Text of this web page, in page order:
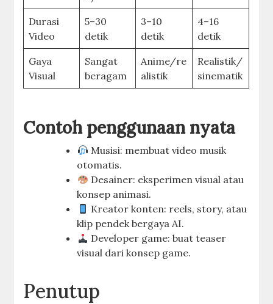
Durasi
Video
5–30
detik
3–10
detik
4–16
detik
Gaya
Visual
Sangat
beragam
Anime/re
alistik
Realistik/
sinematik
Contoh penggunaan nyata
Musisi: membuat video musik
otomatis.
Desainer: eksperimen visual atau
konsep animasi.
Kreator konten: reels, story, atau
klip pendek bergaya AI.
Developer game: buat teaser
visual dari konsep game.
Penutup